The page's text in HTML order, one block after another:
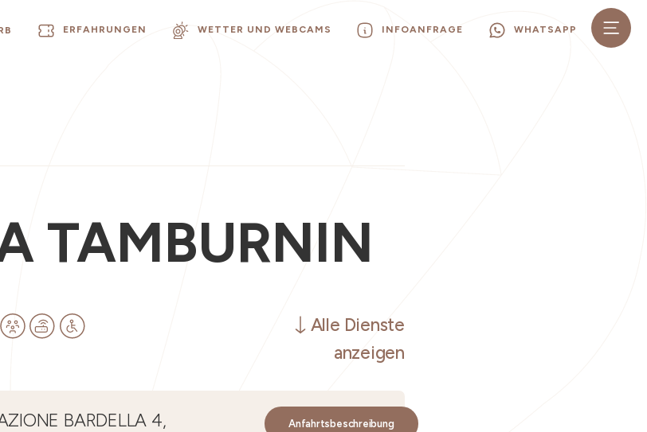
ERFAHRUNGEN WETTER UND WEBCAMS INFOANFRAGE WHATSAPP
TAMBURNIN
Alle Dienste
anzeigen
BARDELLA 4,
Anfahrtsbeschreibung